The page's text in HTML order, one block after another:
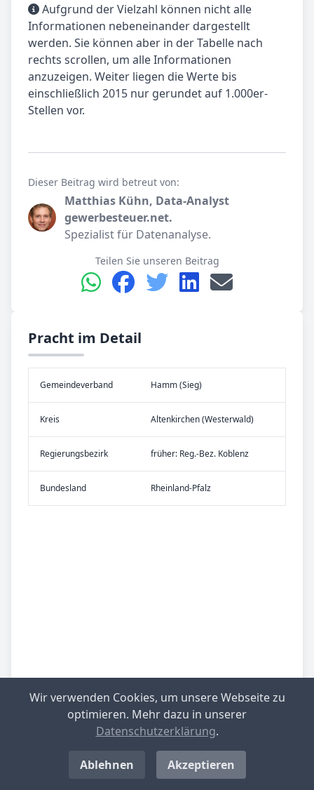
Aufgrund der Vielzahl können nicht alle
Informationen nebeneinander dargestellt
werden. Sie können aber in der Tabelle nach
rechts scrollen, um alle Informationen
anzuzeigen. Weiter liegen die Werte bis
einschließlich 2015 nur gerundet auf 1.000er-
Stellen vor.
Dieser Beitrag wird betreut von:
Matthias Kühn, Data-Analyst
gewerbesteuer.net.
Spezialist für Datenanalyse.
Teilen Sie unseren Beitrag
Pracht im Detail
Gemeinde­verband Hamm (Sieg)
Kreis Altenkirchen (Westerwald)
Re­gier­ungs­bezirk früher: Reg.-Bez. Koblenz
Bundes­land Rheinland-Pfalz
Be­sied­lung mittlere Besiedlungsdichte
Wir verwenden Cookies, um unsere Webseite zu
optimieren. Mehr dazu in unserer
Datenschutzerklärung.
Ablehnen Akzeptieren